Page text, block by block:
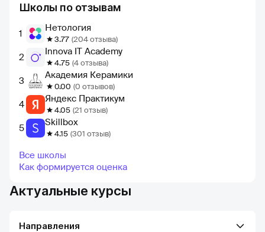
Школы по отзывам
1 Нетология
3.77 (204 отзыва)
2 Innova IT Academy
4.75 (4 отзыва)
3 Академия Керамики
0.00 (0 отзывов)
4 Яндекс Практикум
4.05 (21 отзыв)
5 Skillbox
4.15 (301 отзыв)
Все школы
Как формируется оценка
Актуальные курсы
Направления